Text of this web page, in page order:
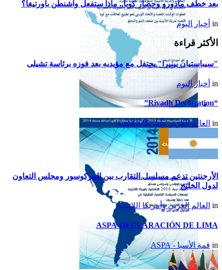
تقرير أمريكا اللاتينية لسنة
2015
بعد خطف مادورو وحصار كوبا.. ماذا ستفعل واشنطن بأورتيغا؟
in أخبار اليوم
الأكثر قراءة
"سيباستيان بينيرا" يحتفل مع مؤيديه بعد فوزه برئاسة تشيلى
in أخبار اليوم
“Riyadh Declaration”
in العالم العربي وأمريكا اللاتينية
الأرجنتين تدعم مسلسل التقارب بين المركوسور ومجلس التعاون
لدول الخليج
in العالم العربي وأمريكا اللاتينية
ASPA-DECLARACIÓN DE LIMA
in قمة الأسبا - ASPA